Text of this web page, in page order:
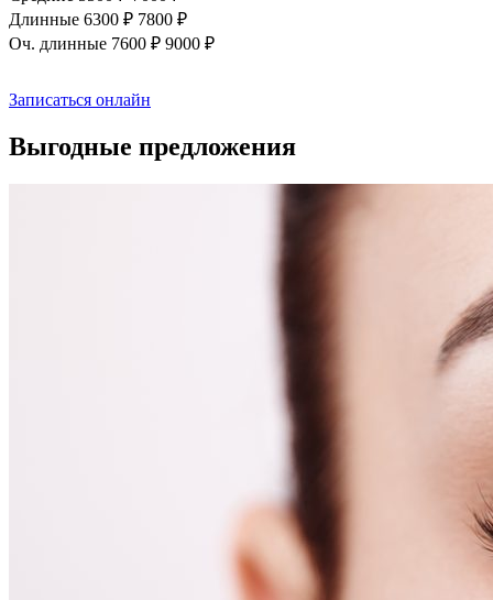
Длинные 6300 ₽ 7800 ₽
Оч. длинные 7600 ₽ 9000 ₽
Записаться онлайн
Выгодные предложения